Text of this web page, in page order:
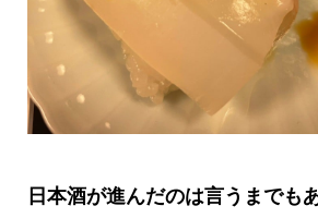
日本酒が進んだのは言うまでも